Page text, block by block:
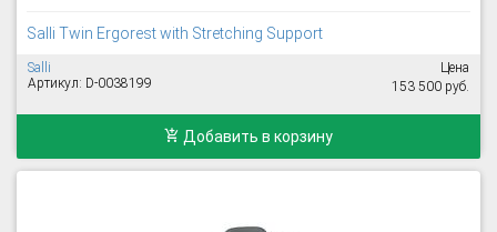
Salli Twin Ergorest with Stretching Support
Salli
Артикул: D-0038199
Цена
153 500 руб.
Добавить в корзину